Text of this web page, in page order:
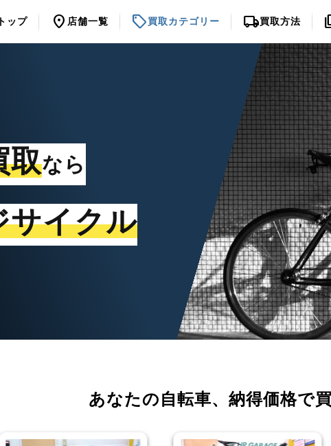
トップ location_on 店舗一覧 sell買取カテゴリー local_shipping買取方法
取なら
サイクル
あなたの自転車、 納得価格で